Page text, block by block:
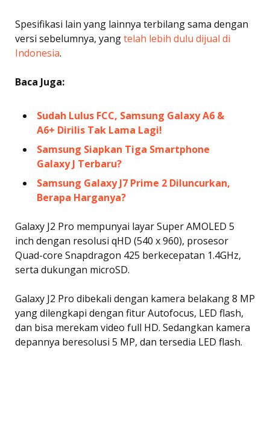
Spesifikasi lain yang lainnya terbilang sama dengan
versi sebelumnya, yangtelah lebih dulu dijual di
Indonesia.
Baca Juga:
Sudah Lulus FCC, Samsung Galaxy A6 &
A6+ Dirilis Tak Lama Lagi!
Samsung Siapkan Tiga Smartphone
Galaxy J Terbaru?
Samsung Galaxy J7 Prime 2 Diluncurkan,
Berapa Harganya?
Galaxy J2 Pro mempunyai layar Super AMOLED 5
inch dengan resolusi qHD (540 x 960), prosesor
Quad-core Snapdragon 425 berkecepatan 1.4GHz,
serta dukungan microSD.
Galaxy J2 Pro dibekali dengan kamera belakang 8 MP
yang dilengkapi dengan fitur Autofocus, LED flash,
dan bisa merekam video full HD. Sedangkan kamera
depannya beresolusi 5 MP, dan tersedia LED flash.